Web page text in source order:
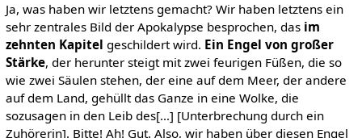
Ja, was haben wir letztens gemacht? Wir haben letztens ein
sehr zentrales Bild der Apokalypse besprochen, das im
zehnten Kapitel geschildert wird. Ein Engel von großer
Stärke, der herunter steigt mit zwei feurigen Füßen, die so
wie zwei Säulen stehen, der eine auf dem Meer, der andere
auf dem Land, gehüllt das Ganze in eine Wolke, die
sozusagen in den Leib des[…] [Unterbrechung durch ein
Zuhörerin]. Bitte! Ah! Gut. Also, wir haben über diesen Engel